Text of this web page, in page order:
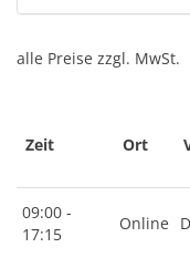
alle Preise zzgl. MwSt.
Zeit Ort
09:00 -
17:15
Online